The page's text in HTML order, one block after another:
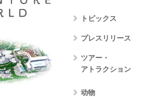
トピックス
プレスリリース
ツアー・
アトラクション
动物